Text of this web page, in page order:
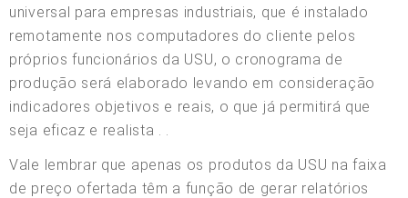
universal para empresas industriais, que é instalado
remotamente nos computadores do cliente pelos
próprios funcionários da USU, o cronograma de
produção será elaborado levando em consideração
indicadores objetivos e reais, o que já permitirá que
seja eficaz e realista . .
Vale lembrar que apenas os produtos da USU na faixa
de preço ofertada têm a função de gerar relatórios